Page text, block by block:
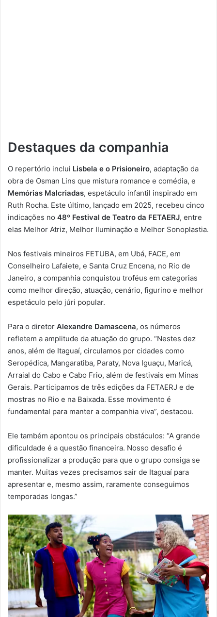
Destaques da companhia
O repertório inclui Lisbela e o Prisioneiro, adaptação da
obra de Osman Lins que mistura romance e comédia, e
Memórias Malcriadas, espetáculo infantil inspirado em
Ruth Rocha. Este último, lançado em 2025, recebeu cinco
indicações no 48º Festival de Teatro da FETAERJ, entre
elas Melhor Atriz, Melhor Iluminação e Melhor Sonoplastia.
Nos festivais mineiros FETUBA, em Ubá, FACE, em
Conselheiro Lafaiete, e Santa Cruz Encena, no Rio de
Janeiro, a companhia conquistou troféus em categorias
como melhor direção, atuação, cenário, figurino e melhor
espetáculo pelo júri popular.
Para o diretor Alexandre Damascena, os números
refletem a amplitude da atuação do grupo. “Nestes dez
anos, além de Itaguaí, circulamos por cidades como
Seropédica, Mangaratiba, Paraty, Nova Iguaçu, Maricá,
Arraial do Cabo e Cabo Frio, além de festivais em Minas
Gerais. Participamos de três edições da FETAERJ e de
mostras no Rio e na Baixada. Esse movimento é
fundamental para manter a companhia viva”, destacou.
Ele também apontou os principais obstáculos: “A grande
dificuldade é a questão financeira. Nosso desafio é
profissionalizar a produção para que o grupo consiga se
manter. Muitas vezes precisamos sair de Itaguaí para
apresentar e, mesmo assim, raramente conseguimos
temporadas longas.”